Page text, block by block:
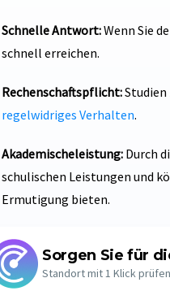
Schnelle Antwort:Wenn Sie
schnell erreichen.
Rechenschaftspflicht:Studien
regelwidriges Verhalten.
Akademischeleistung: Durch
schulischen Leistungen und
Ermutigung bieten.
Sorgen Sie für
Standort mit 1 Klick prüfen